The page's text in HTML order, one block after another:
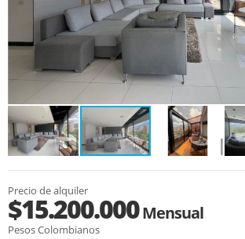
Precio de alquiler
$15.200.000Mensual
Pesos Colombianos